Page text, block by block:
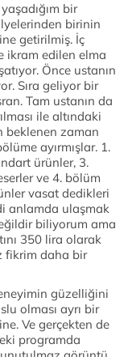
bir
birinin
getirilmiş. İç
ikram edilen elma
Önce ustanın
Sıra geliyor bir
Tam ustanın da
ile altındaki
beklenen zaman
ayırmışlar. 1.
ürünler, 3.
ve 4. bölüm
vasat dedikleri
anlamda ulaşmak
biliyorum ama
350 lira olarak
fikrim daha bir
güzelliğini
olması ayrı bir
Ve gerçekten de
programda